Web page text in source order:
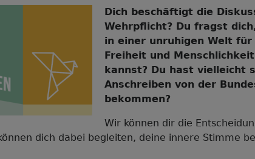
Dich beschäftigt die
Wehrpflicht? Du fragst
in einer unruhigen Welt für
Freiheit und
kannst? Du hast vielleicht
Anschreiben von der
bekommen?
Wir können dir die
dich dabei begleiten, deine innere Stimme